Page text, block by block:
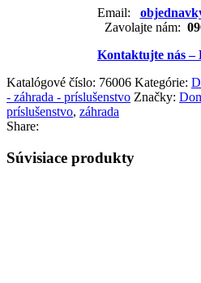
Email:
Zavolajte nám:
Kontaktujte nás –
Katalógové číslo: 76006 Kategórie:
- záhrada - príslušenstvo Značky:
príslušenstvo, záhrada
Share:
Súvisiace produkty